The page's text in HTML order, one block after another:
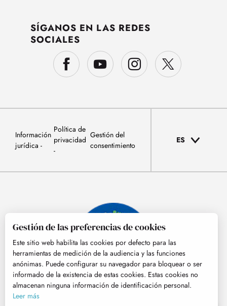
SÍGANOS EN LAS REDES
SOCIALES
Información
jurídica
Política de
privacidad
Gestión del
consentimiento
ES
© Tourisme Hautes-Pyrénées
Gestión de las preferencias de cookies
Este sitio web habilita las cookies por defecto para las
herramientas de medición de la audiencia y las funciones
anónimas. Puede configurar su navegador para bloquear o ser
informado de la existencia de estas cookies. Estas cookies no
almacenan ninguna información de identificación personal.
Leer más